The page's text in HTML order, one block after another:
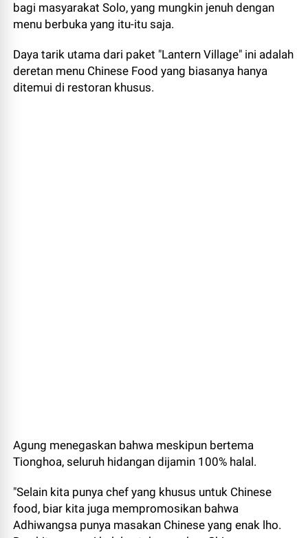
bagi masyarakat Solo, yang mungkin jenuh dengan
menu berbuka yang itu-itu saja.
Daya tarik utama dari paket "Lantern Village" ini adalah
deretan menu Chinese Food yang biasanya hanya
ditemui di restoran khusus.
Agung menegaskan bahwa meskipun bertema
Tionghoa, seluruh hidangan dijamin 100% halal.
"Selain kita punya chef yang khusus untuk Chinese
food, biar kita juga mempromosikan bahwa
Adhiwangsa punya masakan Chinese yang enak lho.